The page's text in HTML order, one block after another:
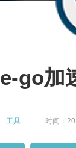
e-go加
工具 时间：